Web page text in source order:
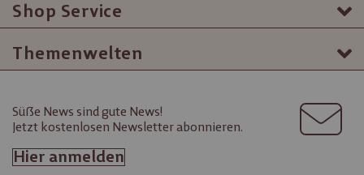
Shop Service
Themenwelten
Süße News sind gute News!
Jetzt kostenlosen Newsletter abonnieren.
Hier anmelden